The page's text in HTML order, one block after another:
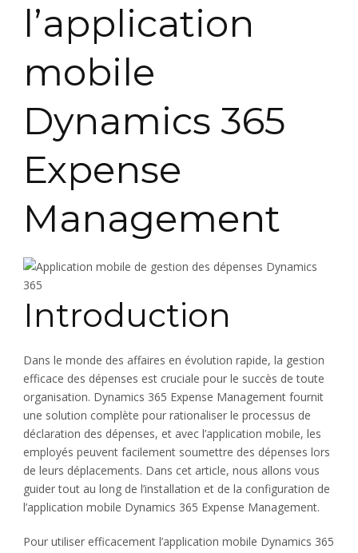
l’application
mobile
Dynamics 365
Expense
Management
Introduction
Dans le monde des affaires en évolution rapide, la gestion
efficace des dépenses est cruciale pour le succès de toute
organisation. Dynamics 365 Expense Management fournit
une solution complète pour rationaliser le processus de
déclaration des dépenses, et avec l’application mobile, les
employés peuvent facilement soumettre des dépenses lors
de leurs déplacements. Dans cet article, nous allons vous
guider tout au long de l’installation et de la configuration de
l’application mobile Dynamics 365 Expense Management.
Pour utiliser efficacement l’application mobile Dynamics 365